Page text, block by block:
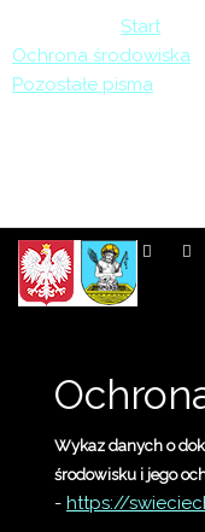
Start
Ochrona środowiska
Pozostałe pisma
Wykaz danych o
środowisku i jego
- https://